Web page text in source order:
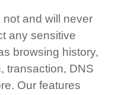
and will never
any sensitive
browsing history,
transaction, DNS
Our features